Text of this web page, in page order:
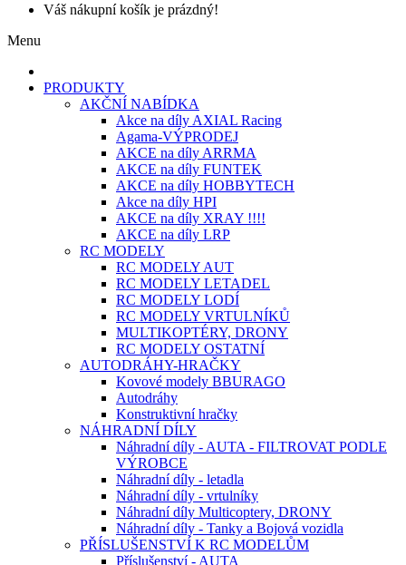
Váš nákupní košík je prázdný!
Menu
PRODUKTY
AKČNÍ NABÍDKA
Akce na díly AXIAL Racing
Agama-VÝPRODEJ
AKCE na díly ARRMA
AKCE na díly FUNTEK
AKCE na díly HOBBYTECH
Akce na díly HPI
AKCE na díly XRAY !!!!
AKCE na díly LRP
RC MODELY
RC MODELY AUT
RC MODELY LETADEL
RC MODELY LODÍ
RC MODELY VRTULNÍKŮ
MULTIKOPTÉRY, DRONY
RC MODELY OSTATNÍ
AUTODRÁHY-HRAČKY
Kovové modely BBURAGO
Autodráhy
Konstruktivní hračky
NÁHRADNÍ DÍLY
Náhradní díly - AUTA - FILTROVAT PODLE
VÝROBCE
Náhradní díly - letadla
Náhradní díly - vrtulníky
Náhradní díly Multicoptery, DRONY
Náhradní díly - Tanky a Bojová vozidla
PŘÍSLUŠENSTVÍ K RC MODELŮM
Příslušenství - AUTA